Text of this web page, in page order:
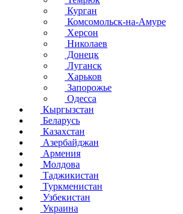
Курган
Комсомольск-на-Амуре
Херсон
Николаев
Донецк
Луганск
Харьков
Запорожье
Одесса
Кыргызстан
Беларусь
Казахстан
Азербайджан
Армения
Молдова
Таджикистан
Туркменистан
Узбекистан
Украина